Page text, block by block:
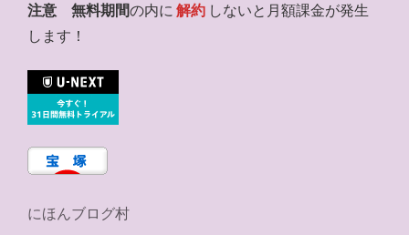
注意 無料期間の内に 解約 しないと月額課金が発生
します！
にほんブログ村